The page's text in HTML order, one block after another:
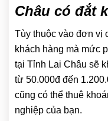
Châu có đắt
Tùy thuộc vào đơn vị
khách hàng mà mức
tại Tỉnh Lai Châu sẽ
từ 50.000đ đến
cũng có thể thuê
nghiệp của bạn.